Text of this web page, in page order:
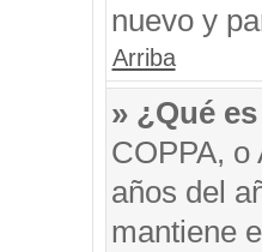
nuevo y
Arriba
» ¿Qué
COPPA,
años del
mantiene